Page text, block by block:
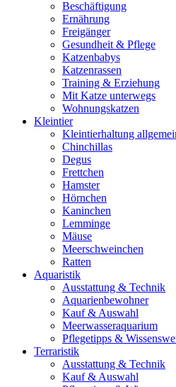
Beschäftigung
Ernährung
Freigänger
Gesundheit & Pflege
Katzenbabys
Katzenrassen
Training & Erziehung
Mit Katze unterwegs
Wohnungskatzen
Kleintier
Kleintierhaltung
Chinchillas
Degus
Frettchen
Hamster
Hörnchen
Kaninchen
Lemminge
Mäuse
Meerschweinchen
Ratten
Aquaristik
Ausstattung & Technik
Aquarienbewohner
Kauf & Auswahl
Meerwasseraquarium
Pflegetipps &
Terraristik
Ausstattung & Technik
Kauf & Auswahl